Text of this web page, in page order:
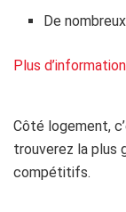
De
Plus
Côté logement,
trouverez la plus
compétitifs.